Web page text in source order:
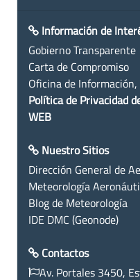
Información de
Gobierno Transparente
Carta de Compromiso
Oficina de
Política de Privacidad
WEB
Nuestro Sitios
Dirección General de
Meteorología
Blog de Meteorología
IDE DMC (Geonode)
Contactos
Av. Portales 3450,